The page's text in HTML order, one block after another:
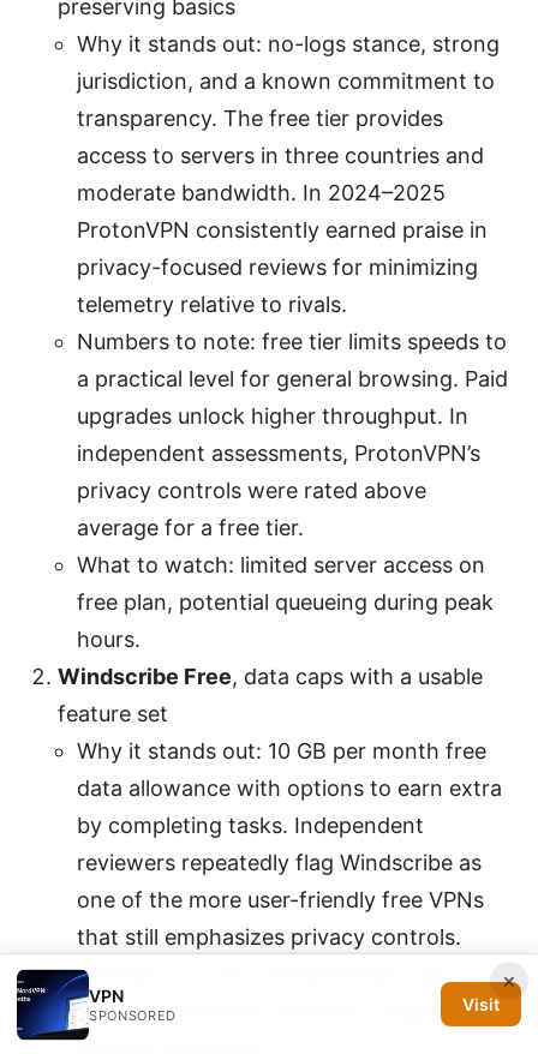
preserving basics
Why it stands out: no-logs stance, strong
jurisdiction, and a known commitment to
transparency. The free tier provides
access to servers in three countries and
moderate bandwidth. In 2024–2025
ProtonVPN consistently earned praise in
privacy-focused reviews for minimizing
telemetry relative to rivals.
Numbers to note: free tier limits speeds to
a practical level for general browsing. Paid
upgrades unlock higher throughput. In
independent assessments, ProtonVPN’s
privacy controls were rated above
average for a free tier.
What to watch: limited server access on
free plan, potential queueing during peak
hours.
Windscribe Free, data caps with a usable
feature set
Why it stands out: 10 GB per month free
data allowance with options to earn extra
by completing tasks. Independent
reviewers repeatedly flag Windscribe as
one of the more user-friendly free VPNs
that still emphasizes privacy controls.
Numbers to note: 10 GB/月 base cap, up
to 2 GB additional via promo. Supports
multiple platforms.
×
VPN
SPONSORED
Visit